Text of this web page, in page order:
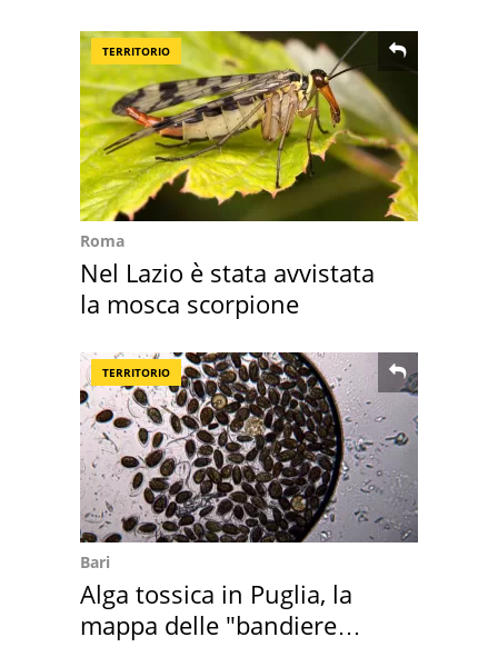
TERRITORIO
Roma
Nel Lazio è stata avvistata
la mosca scorpione
TERRITORIO
Bari
Alga tossica in Puglia, la
mappa delle "bandiere